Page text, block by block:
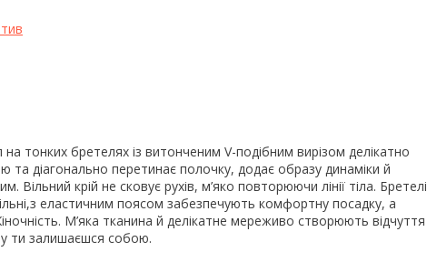
тонких бретелях із витонченим V-подібним вирізом делікатно
діагонально перетинає полочку, додає образу динаміки й
крій не сковує рухів, м’яко повторюючи лінії тіла. Бретелі
еластичним поясом забезпечують комфортну посадку, а
М’яка тканина й делікатне мереживо створюють відчуття
ти залишаєшся собою.